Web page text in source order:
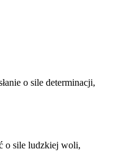
o sile determinacji,
o sile ludzkiej woli,